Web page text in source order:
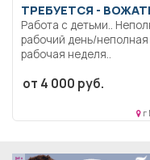
ТРЕБУЕТСЯ -
Работа с детьми..
рабочий день/неполная
рабочая неделя..
от 4 000 руб.
г